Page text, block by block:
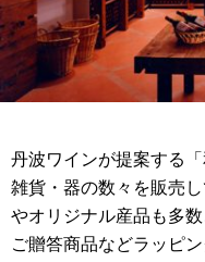
丹波ワインが提案する
雑貨・器の数々を販売
やオリジナル産品も多
ご贈答商品などラッピ